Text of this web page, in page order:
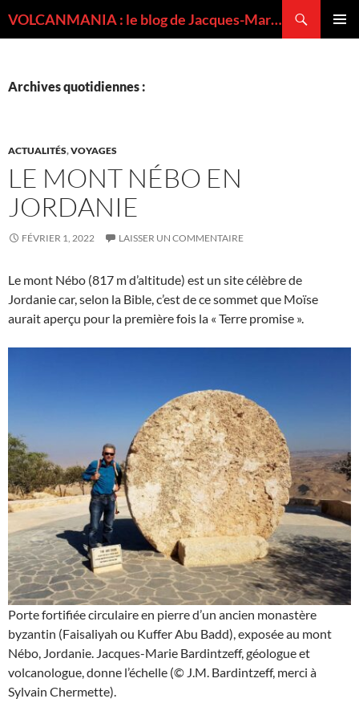
VOLCANMANIA : le blog de Jacques-Marie BARDINTZEFF, volcanologue
Archives quotidiennes :
ACTUALITÉS,VOYAGES
LE MONT NÉBO EN
JORDANIE
FÉVRIER 1, 2022 LAISSER UN COMMENTAIRE
Le mont Nébo (817 m d’altitude) est un site célèbre de
Jordanie car, selon la Bible, c’est de ce sommet que Moïse
aurait aperçu pour la première fois la « Terre promise ».
Porte fortifiée circulaire en pierre d’un ancien monastère
byzantin (Faisaliyah ou Kuffer Abu Badd), exposée au mont
Nébo, Jordanie. Jacques-Marie Bardintzeff, géologue et
volcanologue, donne l’échelle (© J.M. Bardintzeff, merci à
Sylvain Chermette).